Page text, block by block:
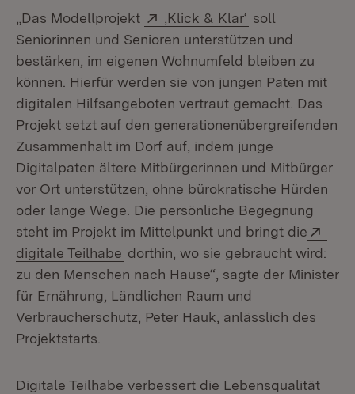
„Das Modellprojekt Extern:
‚Klick & Klar‘ (Öffnet in
soll
Seniorinnen und Senioren unterstützen und
bestärken, im eigenen Wohnumfeld bleiben zu
können. Hierfür werden sie von jungen Paten mit
digitalen Hilfsangeboten vertraut gemacht. Das
Projekt setzt auf den generationenübergreifenden
Zusammenhalt im Dorf auf, indem junge
Digitalpaten ältere Mitbürgerinnen und Mitbürger
vor Ort unterstützen, ohne bürokratische Hürden
oder lange Wege. Die persönliche Begegnung
steht im Projekt im Mittelpunkt und bringt die
digitale Teilhabe (Öffnet in neuem Fenster)
dorthin, wo sie gebraucht wird:
zu den Menschen nach Hause“, sagte der Minister
für Ernährung, Ländlichen Raum und
Verbraucherschutz, Peter Hauk, anlässlich des
Projektstarts.
Digitale Teilhabe verbessert die Lebensqualität